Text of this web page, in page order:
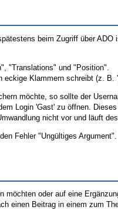
beim Zugriff über
"Translations" und "Position".
Klammern schreibt (z.
möchte, so sollte der
Login 'Gast' zu öffnen.
nicht vor und läuft
Fehler "Ungültiges Argument".
oder auf eine
einen Beitrag in einem zum